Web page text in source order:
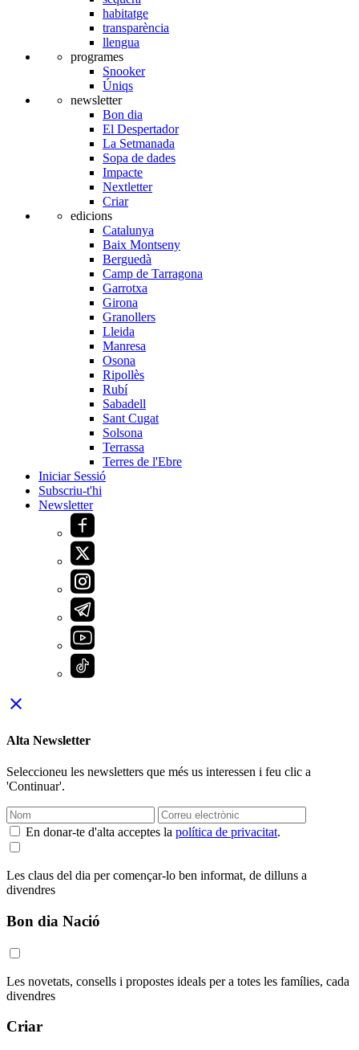
habitatge
transparència
llengua
programes
Snooker
Úniqs
newsletter
Bon dia
El Despertador
La Setmanada
Sopa de dades
Impacte
Nextletter
Criar
edicions
Catalunya
Baix Montseny
Berguedà
Camp de Tarragona
Garrotxa
Girona
Granollers
Lleida
Manresa
Osona
Ripollès
Rubí
Sabadell
Sant Cugat
Solsona
Terrassa
Terres de l'Ebre
Iniciar Sessió
Subscriu-t'hi
Newsletter
close
Alta Newsletter
Seleccioneu les newsletters que més us interessen i feu clic a
'Continuar'.
En donar-te d'alta acceptes la política de privacitat.
Les claus del dia per començar-lo ben informat, de dilluns a
divendres
Bon dia Nació
Les novetats, consells i propostes ideals per a totes les famílies, cada
divendres
Criar